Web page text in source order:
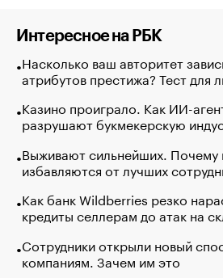
Интересное на РБК
Насколько ваш авторитет
атрибутов престижа? Тест для
Казино проиграло. Как ИИ-
разрушают букмекерскую
Выживают сильнейших. Почему
избавляются от лучших
Как банк Wildberries резко
кредиты селлерам до атак на
Сотрудники открыли новый
компаниям. Зачем им это